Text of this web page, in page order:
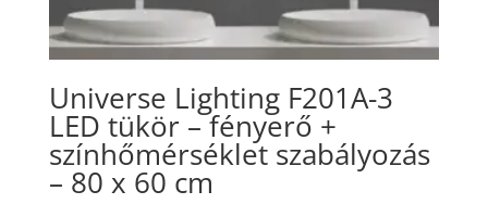
Universe Lighting F201A-3
LED tükör – fényerő +
színhőmérséklet szabályozás
– 80 x 60 cm